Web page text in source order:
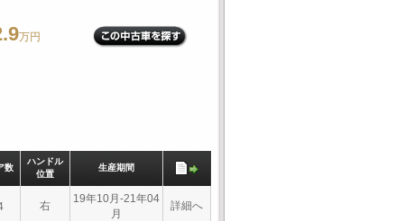
万円
数
ハンドル
位置
生産期間
右
19年10月-21年04
月
詳細へ